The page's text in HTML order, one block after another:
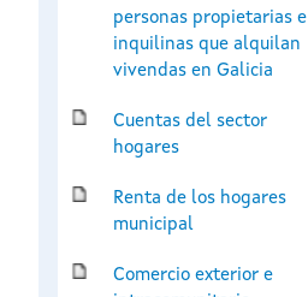
personas propietarias e
inquilinas que alquilan
vivendas en Galicia
Cuentas del sector
hogares
Renta de los hogares
municipal
Comercio exterior e